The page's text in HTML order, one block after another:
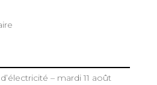
– mardi 11 août